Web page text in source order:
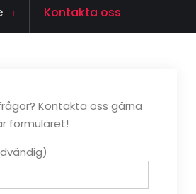
Kontakta oss
Kontakta oss gärna
formuläret!